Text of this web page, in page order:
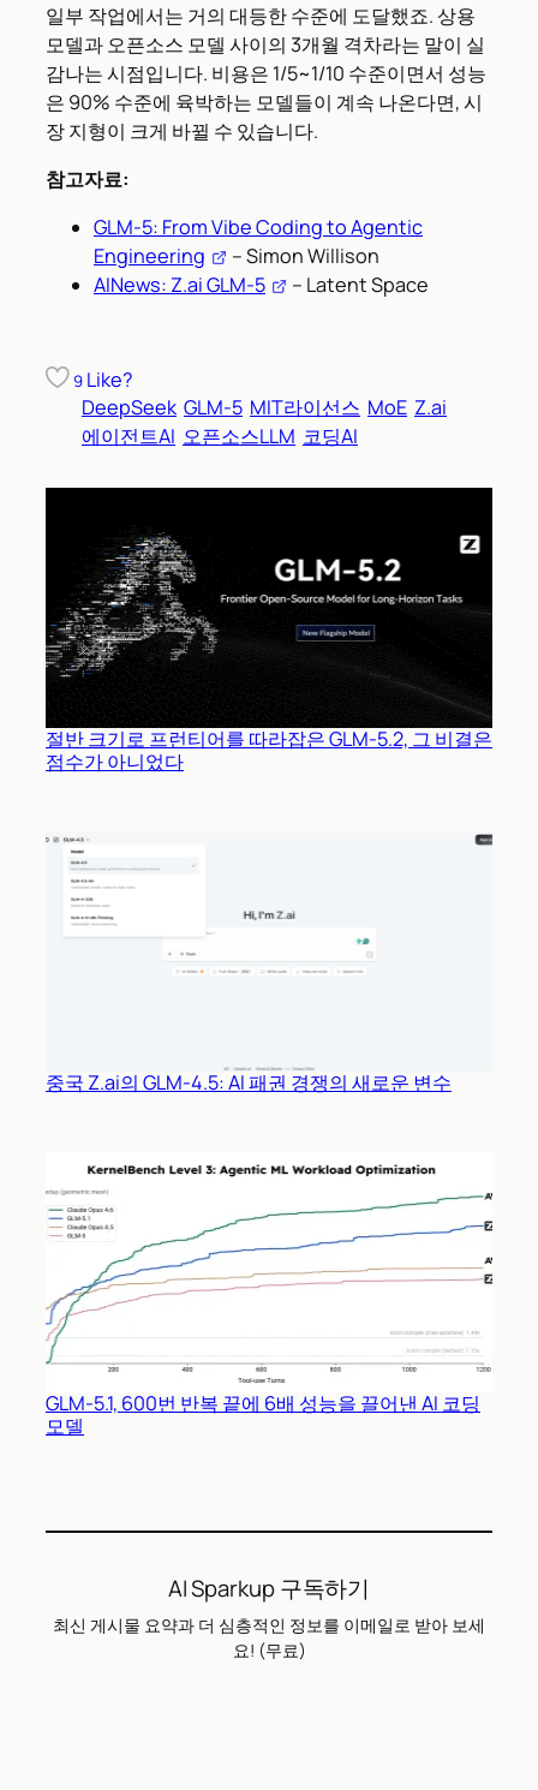
일부 작업에서는 거의 대등한 수준에 도달했죠. 상용
모델과 오픈소스 모델 사이의 3개월 격차라는 말이 실
감나는 시점입니다. 비용은 1/5~1/10 수준이면서 성능
은 90% 수준에 육박하는 모델들이 계속 나온다면, 시
장 지형이 크게 바뀔 수 있습니다.
참고자료:
GLM-5: From Vibe Coding to Agentic
Engineering
– Simon Willison
AINews: Z.ai GLM-5
– Latent Space
9 Like?
DeepSeek GLM-5 MIT라이선스 MoE Z.ai
에이전트AI 오픈소스LLM 코딩AI
절반 크기로 프런티어를 따라잡은 GLM-5.2, 그 비결은
점수가 아니었다
중국 Z.ai의 GLM-4.5: AI 패권 경쟁의 새로운 변수
GLM-5.1, 600번 반복 끝에 6배 성능을 끌어낸 AI 코딩
모델
AI Sparkup 구독하기
최신 게시물 요약과 더 심층적인 정보를 이메일로 받아 보세
요! (무료)